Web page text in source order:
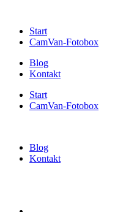
Start
CamVan-Fotobox
Blog
Kontakt
Start
CamVan-Fotobox
Blog
Kontakt